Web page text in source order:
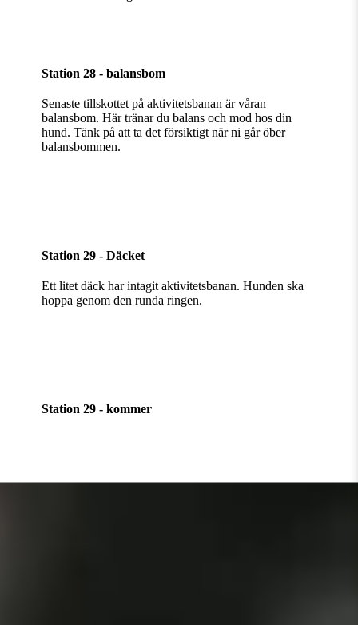
Station 28 - balansbom
Senaste tillskottet på aktivitetsbanan är våran
balansbom. Här tränar du balans och mod hos din
hund. Tänk på att ta det försiktigt när ni går öber
balansbommen.
Station 29 - Däcket
Ett litet däck har intagit aktivitetsbanan. Hunden ska
hoppa genom den runda ringen.
Station 29 - kommer